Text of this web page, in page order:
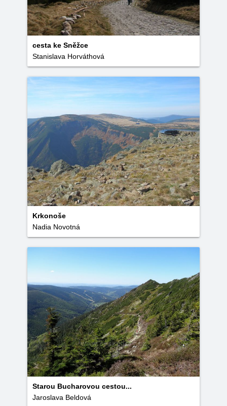
cesta ke Sněžce
Stanislava Horváthová
Krkonoše
Nadia Novotná
Starou Bucharovou cestou...
Jaroslava Beldová